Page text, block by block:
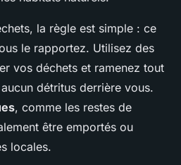
la règle est simple : ce
le rapportez. Utilisez des
vos déchets et ramenez tout
détritus derrière vous.
, comme les restes de
être emportés ou
locales.